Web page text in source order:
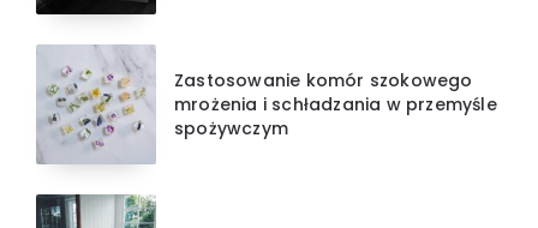
Zastosowanie komór szokowego
mrożenia i schładzania w przemyśle
spożywczym